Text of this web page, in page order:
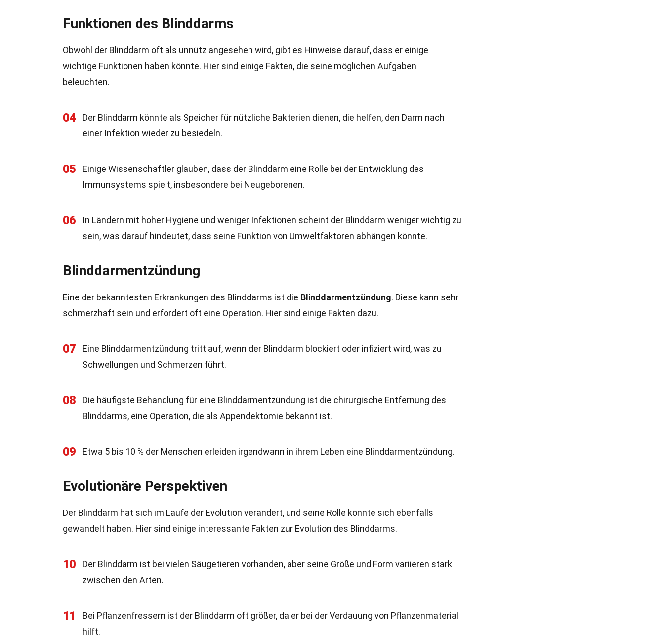
Funktionen des Blinddarms
Obwohl der Blinddarm oft als unnütz angesehen wird, gibt es Hinweise darauf, dass er einige
wichtige Funktionen haben könnte. Hier sind einige Fakten, die seine möglichen Aufgaben
beleuchten.
04
Der Blinddarm könnte als Speicher für nützliche Bakterien dienen, die helfen, den Darm nach
einer Infektion wieder zu besiedeln.
05
Einige Wissenschaftler glauben, dass der Blinddarm eine Rolle bei der Entwicklung des
Immunsystems spielt, insbesondere bei Neugeborenen.
06
In Ländern mit hoher Hygiene und weniger Infektionen scheint der Blinddarm weniger wichtig zu
sein, was darauf hindeutet, dass seine Funktion von Umweltfaktoren abhängen könnte.
Blinddarmentzündung
Eine der bekanntesten Erkrankungen des Blinddarms ist die Blinddarmentzündung. Diese kann sehr
schmerzhaft sein und erfordert oft eine Operation. Hier sind einige Fakten dazu.
07
Eine Blinddarmentzündung tritt auf, wenn der Blinddarm blockiert oder infiziert wird, was zu
Schwellungen und Schmerzen führt.
08
Die häufigste Behandlung für eine Blinddarmentzündung ist die chirurgische Entfernung des
Blinddarms, eine Operation, die als Appendektomie bekannt ist.
09 Etwa 5 bis 10 % der Menschen erleiden irgendwann in ihrem Leben eine Blinddarmentzündung.
Evolutionäre Perspektiven
Der Blinddarm hat sich im Laufe der Evolution verändert, und seine Rolle könnte sich ebenfalls
gewandelt haben. Hier sind einige interessante Fakten zur Evolution des Blinddarms.
10
Der Blinddarm ist bei vielen Säugetieren vorhanden, aber seine Größe und Form variieren stark
zwischen den Arten.
11
Bei Pflanzenfressern ist der Blinddarm oft größer, da er bei der Verdauung von Pflanzenmaterial
hilft.